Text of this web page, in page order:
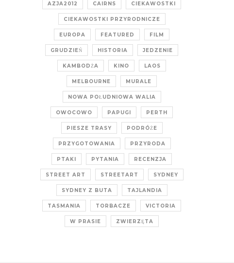
AZJA2012 CAIRNS CIEKAWOSTKI
CIEKAWOSTKI PRZYRODNICZE
EUROPA FEATURED FILM
GRUDZIEŃ HISTORIA JEDZENIE
KAMBODŻA KINO LAOS
MELBOURNE MURALE
NOWA POŁUDNIOWA WALIA
OWOCOWO PAPUGI PERTH
PIESZE TRASY PODRÓŻE
PRZYGOTOWANIA PRZYRODA
PTAKI PYTANIA RECENZJA
STREET ART STREETART SYDNEY
SYDNEY Z BUTA TAJLANDIA
TASMANIA TORBACZE VICTORIA
W PRASIE ZWIERZĘTA